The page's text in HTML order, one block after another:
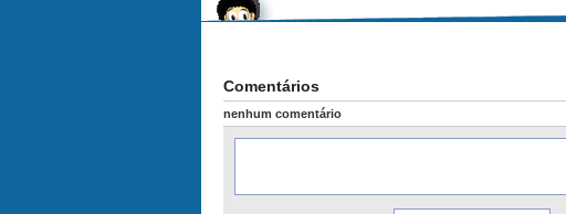
Comentários
nenhum comentário